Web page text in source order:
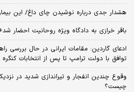
هشدار جدی درباره نوشیدن چای داغ/ این
باقر خرازی به دادگاه ویژه روحانیت احضار
ادعای گاردین: مقامات ایرانی در حال بررسی
توافق با دولت ترامپ تا پس از انتخابات
وقوع چندین انفجار و تیراندازی شدید در
چیست؟